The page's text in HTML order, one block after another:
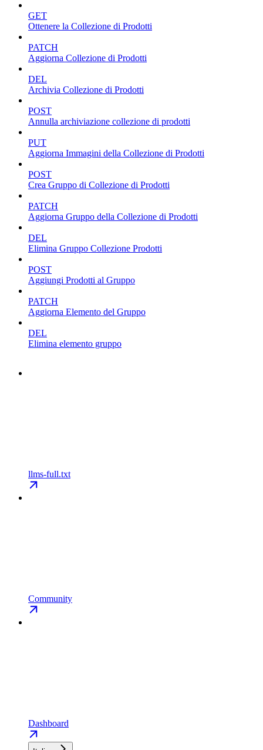
GET
Ottenere la Collezione di Prodotti
PATCH
Aggiorna Collezione di Prodotti
DEL
Archivia Collezione di Prodotti
POST
Annulla archiviazione collezione di prodotti
PUT
Aggiorna Immagini della Collezione di Prodotti
POST
Crea Gruppo di Collezione di Prodotti
PATCH
Aggiorna Gruppo della Collezione di Prodotti
DEL
Elimina Gruppo Collezione Prodotti
POST
Aggiungi Prodotti al Gruppo
PATCH
Aggiorna Elemento del Gruppo
DEL
Elimina elemento gruppo
llms-full.txt
Community
Dashboard